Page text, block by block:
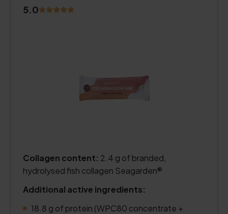
5.0
Collagen content: 2.4 g of branded,
hydrolysed fish collagen Seagarden®
Additional active ingredients:
18.8 g of protein (WPC80 concentrate +